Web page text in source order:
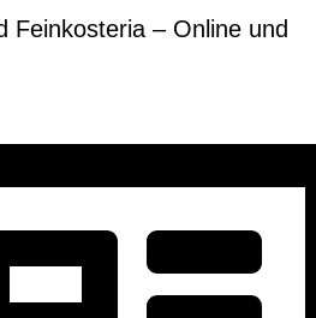
Feinkosteria – Online und
Erforderlich